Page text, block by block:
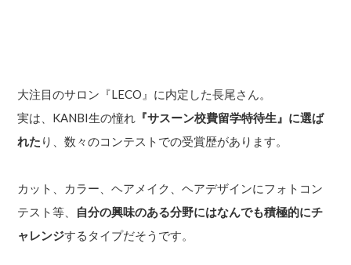
大注目のサロン『LECO』に内定した長尾さん。
実は、KANBI生の憧れ 『サスーン校費留学特待生』に選ば
れた り、数々のコンテストでの受賞歴があります。
カット、カラー、ヘアメイク、ヘアデザインにフォトコン
テスト等、 自分の興味のある分野にはなんでも積極的にチ
ャレンジするタイプだそうです。